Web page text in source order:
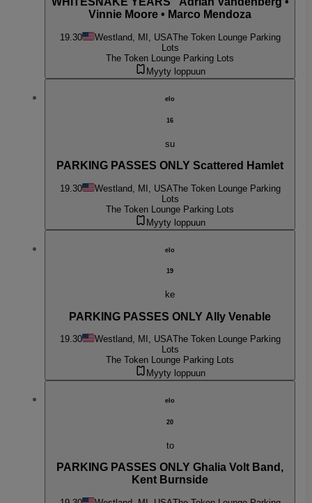
Vinnie Moore • Marco Mendoza
19.30 Westland, MI, USAThe Token Lounge Parking
Lots
The Token Lounge Parking Lots
Myyty loppuun
elo
16
su
PARKING PASSES ONLY Scattered Hamlet
19.30 Westland, MI, USAThe Token Lounge Parking
Lots
The Token Lounge Parking Lots
Myyty loppuun
elo
19
ke
PARKING PASSES ONLY Ally Venable
19.30 Westland, MI, USAThe Token Lounge Parking
Lots
The Token Lounge Parking Lots
Myyty loppuun
elo
20
to
PARKING PASSES ONLY Ghalia Volt Band,
Kent Burnside